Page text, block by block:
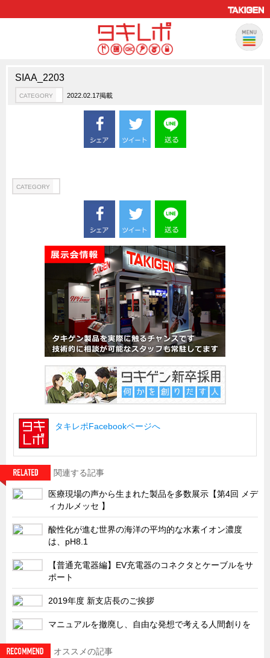
CATEGORY
新製品ロケットニュース
ハイセキュリティ錠前TAKシリーズ
CFRP（炭素繊維強化プラスチック）
ソリューション
船舶・港湾設備
試作・特注品の事例集
SDGs配慮・脱炭素
省力化製品
配電盤・分電盤・キュービクル
医療・福祉・介護関連
ロボット・自動化装置関連
二次電池関連
EV・PHEV充電器関連
再生可能エネルギー
農業関連
半導体製造装置関連
共同溝・無電柱化関連
サーバーラック・エンクロジャー
特装車・バス・トラック関連
自動販売機・自動改札機関連
鉄道車両・駅舎関連
CATEGORY 連載
SIAA_2203
CATEGORY 2022.02.17掲載
CATEGORY
タキレポFacebookページへ
関連する記事
医療現場の声から生まれた製品を多数展示【第4回 メデ
ィカルメッセ 】
酸性化が進む世界の海洋の平均的な水素イオン濃度
は、pH8.1
【普通充電器編】EV充電器のコネクタとケーブルをサ
ポート
2019年度 新支店長のご挨拶
マニュアルを撤廃し、自由な発想で考える人間創りを
オススメの記事